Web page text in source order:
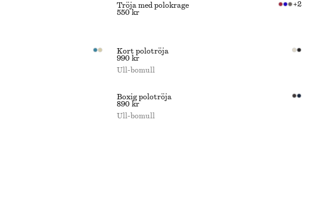
Tröja med polokrage
550 kr
+2
Kort polotröja
990 kr
Ull-bomull
Boxig polotröja
890 kr
Ull-bomull